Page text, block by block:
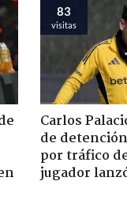
83
visitas
Carlos
de
por tráfico
jugador